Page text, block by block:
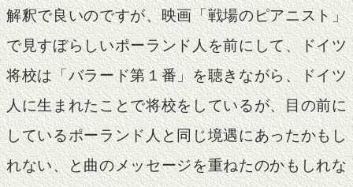
解釈で良いのですが、映画「戦場のピアニスト」
で見すぼらしいポーランド人を前にして、ドイツ
将校は「バラード第１番」を聴きながら、ドイツ
人に生まれたことで将校をしているが、目の前に
しているポーランド人と同じ境遇にあったかもし
れない、と曲のメッセージを重ねたのかもしれな